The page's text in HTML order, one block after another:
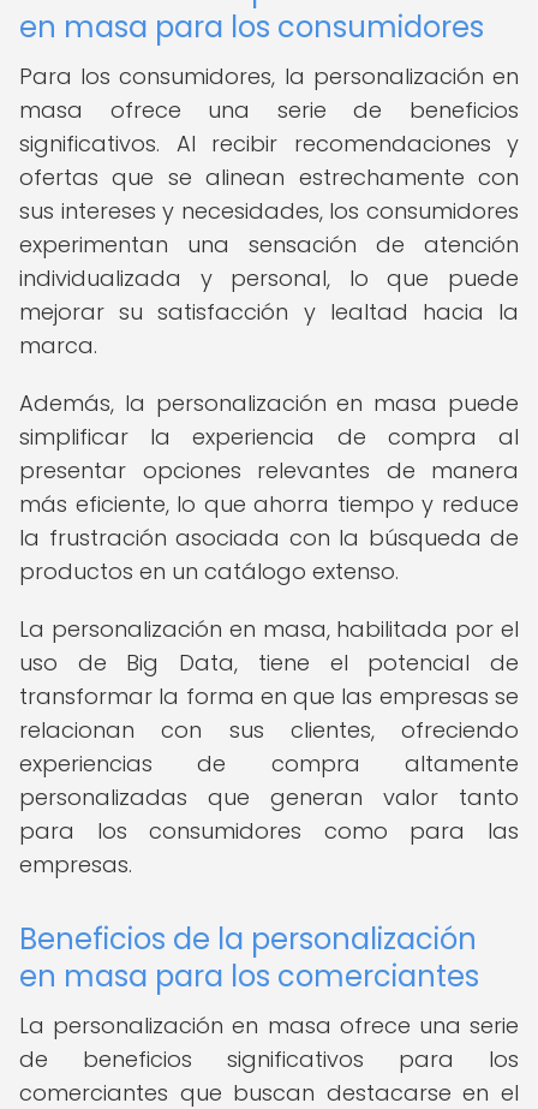
en masa para los consumidores
Para los consumidores, la personalización en
masa ofrece una serie de beneficios
significativos. Al recibir recomendaciones y
ofertas que se alinean estrechamente con
sus intereses y necesidades, los consumidores
experimentan una sensación de atención
individualizada y personal, lo que puede
mejorar su satisfacción y lealtad hacia la
marca.
Además, la personalización en masa puede
simplificar la experiencia de compra al
presentar opciones relevantes de manera
más eficiente, lo que ahorra tiempo y reduce
la frustración asociada con la búsqueda de
productos en un catálogo extenso.
La personalización en masa, habilitada por el
uso de Big Data, tiene el potencial de
transformar la forma en que las empresas se
relacionan con sus clientes, ofreciendo
experiencias de compra altamente
personalizadas que generan valor tanto
para los consumidores como para las
empresas.
Beneficios de la personalización
en masa para los comerciantes
La personalización en masa ofrece una serie
de beneficios significativos para los
comerciantes que buscan destacarse en el